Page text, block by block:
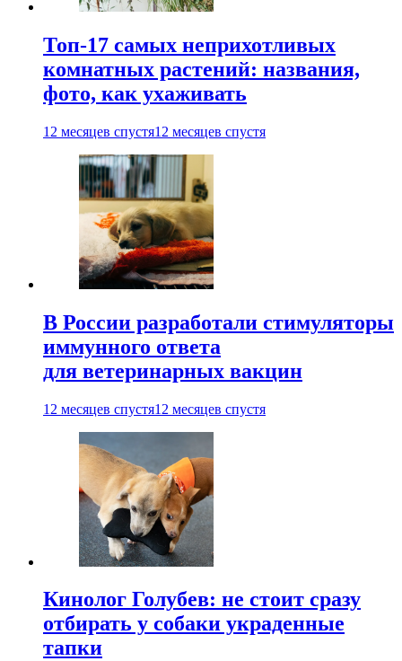
Топ-17 самых неприхотливых
комнатных растений: названия,
фото, как ухаживать
12 месяцев спустя12 месяцев спустя
В России разработали стимуляторы
иммунного ответа
для ветеринарных вакцин
12 месяцев спустя12 месяцев спустя
Кинолог Голубев: не стоит сразу
отбирать у собаки украденные
тапки